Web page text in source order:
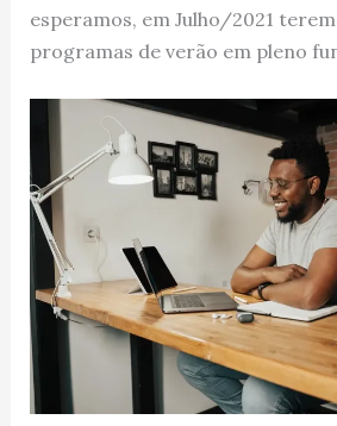
esperamos, em Julho/2021
programas de verão em pleno